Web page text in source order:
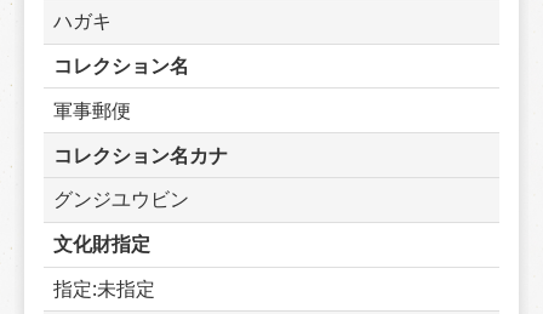
ハガキ
コレクション名
軍事郵便
コレクション名カナ
グンジユウビン
文化財指定
指定:未指定